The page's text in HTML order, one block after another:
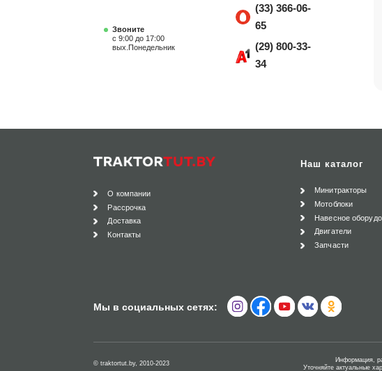
Звоните
с 9:00 до 17:00
вых.Понедельник
(33) 366-06-
65
(29) 800-33-
34
О компании
Рассрочка
Доставка
Контакты
Наш каталог
Минитракторы
Мотоблоки
Навесное
Двигатели
Запчасти
Мы в социальных сетях:
© traktortut.by, 2010-2023
Информация,
Уточняйте актуальные